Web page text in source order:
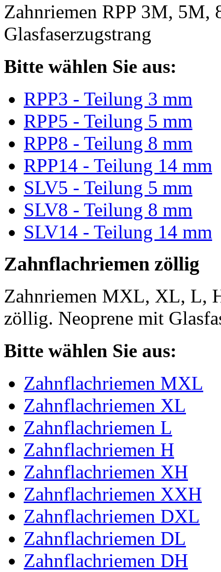
Zahnriemen RPP 3M, 5M,
Glasfaserzugstrang
Bitte wählen Sie aus:
RPP3 - Teilung 3 mm
RPP5 - Teilung 5 mm
RPP8 - Teilung 8 mm
RPP14 - Teilung 14 mm
SLV5 - Teilung 5 mm
SLV8 - Teilung 8 mm
SLV14 - Teilung 14 mm
Zahnflachriemen zöllig
Zahnriemen MXL, XL, L,
zöllig. Neoprene mit
Bitte wählen Sie aus:
Zahnflachriemen MXL
Zahnflachriemen XL
Zahnflachriemen L
Zahnflachriemen H
Zahnflachriemen XH
Zahnflachriemen XXH
Zahnflachriemen DXL
Zahnflachriemen DL
Zahnflachriemen DH